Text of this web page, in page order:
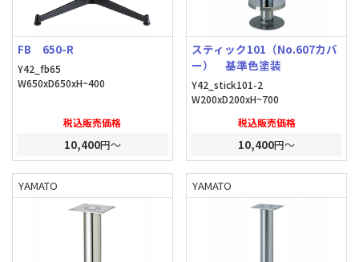
FB 650-R
Y42_fb65
W650xD650xH~400
税込販売価格
10,400円～
スティック101（No.607カバ
ー） 基準色塗装
Y42_stick101-2
W200xD200xH~700
税込販売価格
10,400円～
YAMATO YAMATO